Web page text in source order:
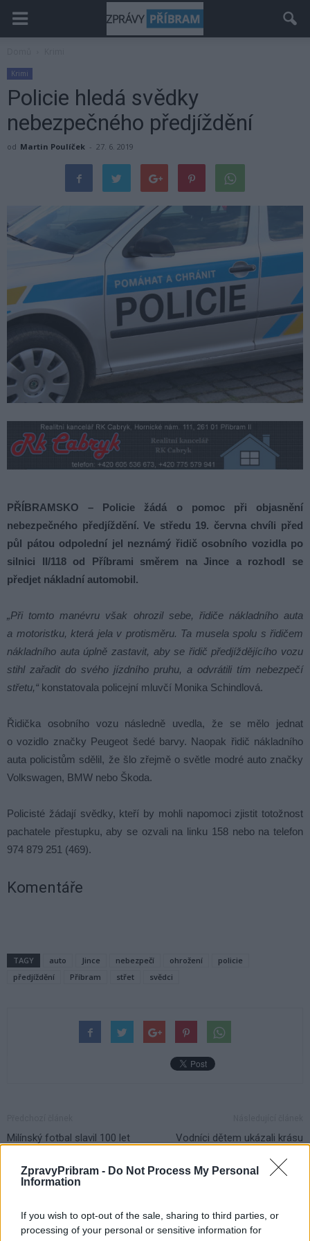
ZpravyPribram - Do Not Process My Personal
Information
If you wish to opt-out of the sale, sharing to third parties, or
processing of your personal or sensitive information for
Krimi
Policie hledá svědky
nebezpečného předjíždění
od Martin Poulíček - 27. 6. 2019
PŘÍBRAMSKO – Policie žádá o pomoc při objasnění
nebezpečného předjíždění. Ve středu 19. června chvíli před
půl pátou odpolední jel neznámý řidič osobního vozidla po
silnici II/118 od Příbrami směrem na Jince a rozhodl se
předjet nákladní automobil.
„Při tomto manévru však ohrozil sebe, řidiče nákladního auta
a motoristku, která jela v protisměru. Ta musela spolu s řidičem
nákladního auta úplně zastavit, aby se řidič předjíždějícího vozu
stihl zařadit do svého jízdního pruhu, a odvrátili tím nebezpečí
střetu,“ konstatovala policejní mluvčí Monika Schindlová.
Řidička osobního vozu následně uvedla, že se mělo jednat
o vozidlo značky Peugeot šedé barvy. Naopak řidič nákladního
auta policistům sdělil, že šlo zřejmě o světle modré auto značky
Volkswagen, BMW nebo Škoda.
Policisté žádají svědky, kteří by mohli napomoci zjistit totožnost
pachatele přestupku, aby se ozvali na linku 158 nebo na telefon
974 879 251 (469).
Komentáře
TAGY auto Jince nebezpečí ohrožení
policie
předjíždění
Příbram střet svědci
Milínský fotbal slavil 100 let
Vodníci dětem ukázali krásu
VÍCE OD AUTORA